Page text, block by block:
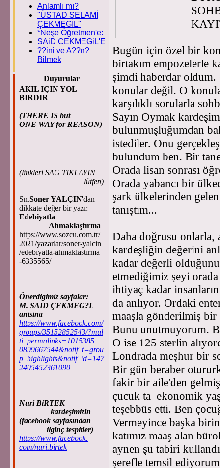
Anlamlı mı?
''ÜSTAD SELAMİ
ÇEKMEGİL''
*Neşe Öğretmen'e:
SAiD CEKMEGiL'E
??ini ve A??n?
Bilmek
Duyurular
AKIL IÇIN YOL
BIRDIR
(THERE IS but
ONE WAY for REASON)
(linkleri SAG TIKLAYIN
lütfen)
Sn.Soner YALÇIN'dan
dikkate değer bir yazı:
Edebiyatla
Ahmaklaştırma
https://www.sozcu.com.tr/
2021/yazarlar/soner-yalcin
/edebiyatla-ahmaklastirma
-6335565/
Önerdigimiz sayfalar:
M. SAID ÇEKMEG?L
anisina
https://www.facebook.com/
groups/35152852543/?mul
ti_permalinks=1015385
0899667544&notif_t=grou
p_highlights&notif_id=147
2405452361090
Nuri BiRTEK
kardeşimizin
(facebook sayfasından
ilginç tespitler)
https://www.facebook.
com/nuri.birtek
Bugün için özel bir
birtakım empozelerle
şimdi haberdar oldum.
konular değil. O
karşılıklı sorularla
Sayın Oymak
bulunmuşluğumdan
istediler. Onu
bulundum ben. Bir
Orada lisan sonrası
Orada yabancı bir
şark ülkelerinden
tanıştım...
Daha doğrusu onlarla,
kardeşliğin değerini
kadar değerli
etmediğimiz şeyi
ihtiyaç kadar
da anlıyor. Ordaki
maaşla gönderilmiş bir
Bunu unutmuyorum.
O ise 125 sterlin
Londrada meşhur bir
Bir gün beraber
fakir bir aile'den
çucuk ta ekonomik
teşebbüs etti. Ben
Vermeyince başka
katımız maaş alan
aynen şu tabiri
şerefle temsil